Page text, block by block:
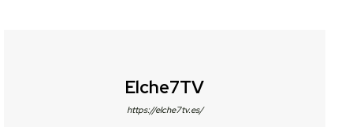
Elche7TV
https://elche7tv.es/